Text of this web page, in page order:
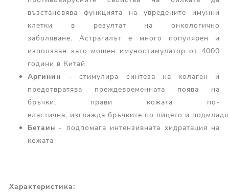
възстановява функцията на увредените имунни
клетки в резултат на онкологично
заболяване. Астрагалът е много популярен и
използван като мощен имуностимулатор от 4000
години в Китай.
Аргинин – стимулира синтеза на колаген и
предотвратява преждевременната поява на
бръчки, прави кожата по-
еластична, изглажда бръчките по лицето и
Бетаин - подпомага интензивната хидратация на
кожата
Характеристика: